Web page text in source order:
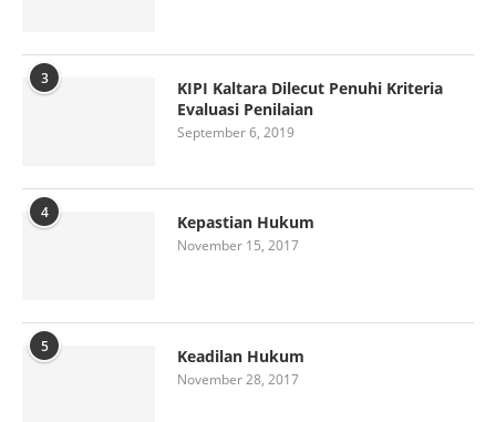
3
KIPI Kaltara Dilecut Penuhi Kriteria
Evaluasi Penilaian
September 6, 2019
4 Kepastian Hukum
November 15, 2017
5 Keadilan Hukum
November 28, 2017